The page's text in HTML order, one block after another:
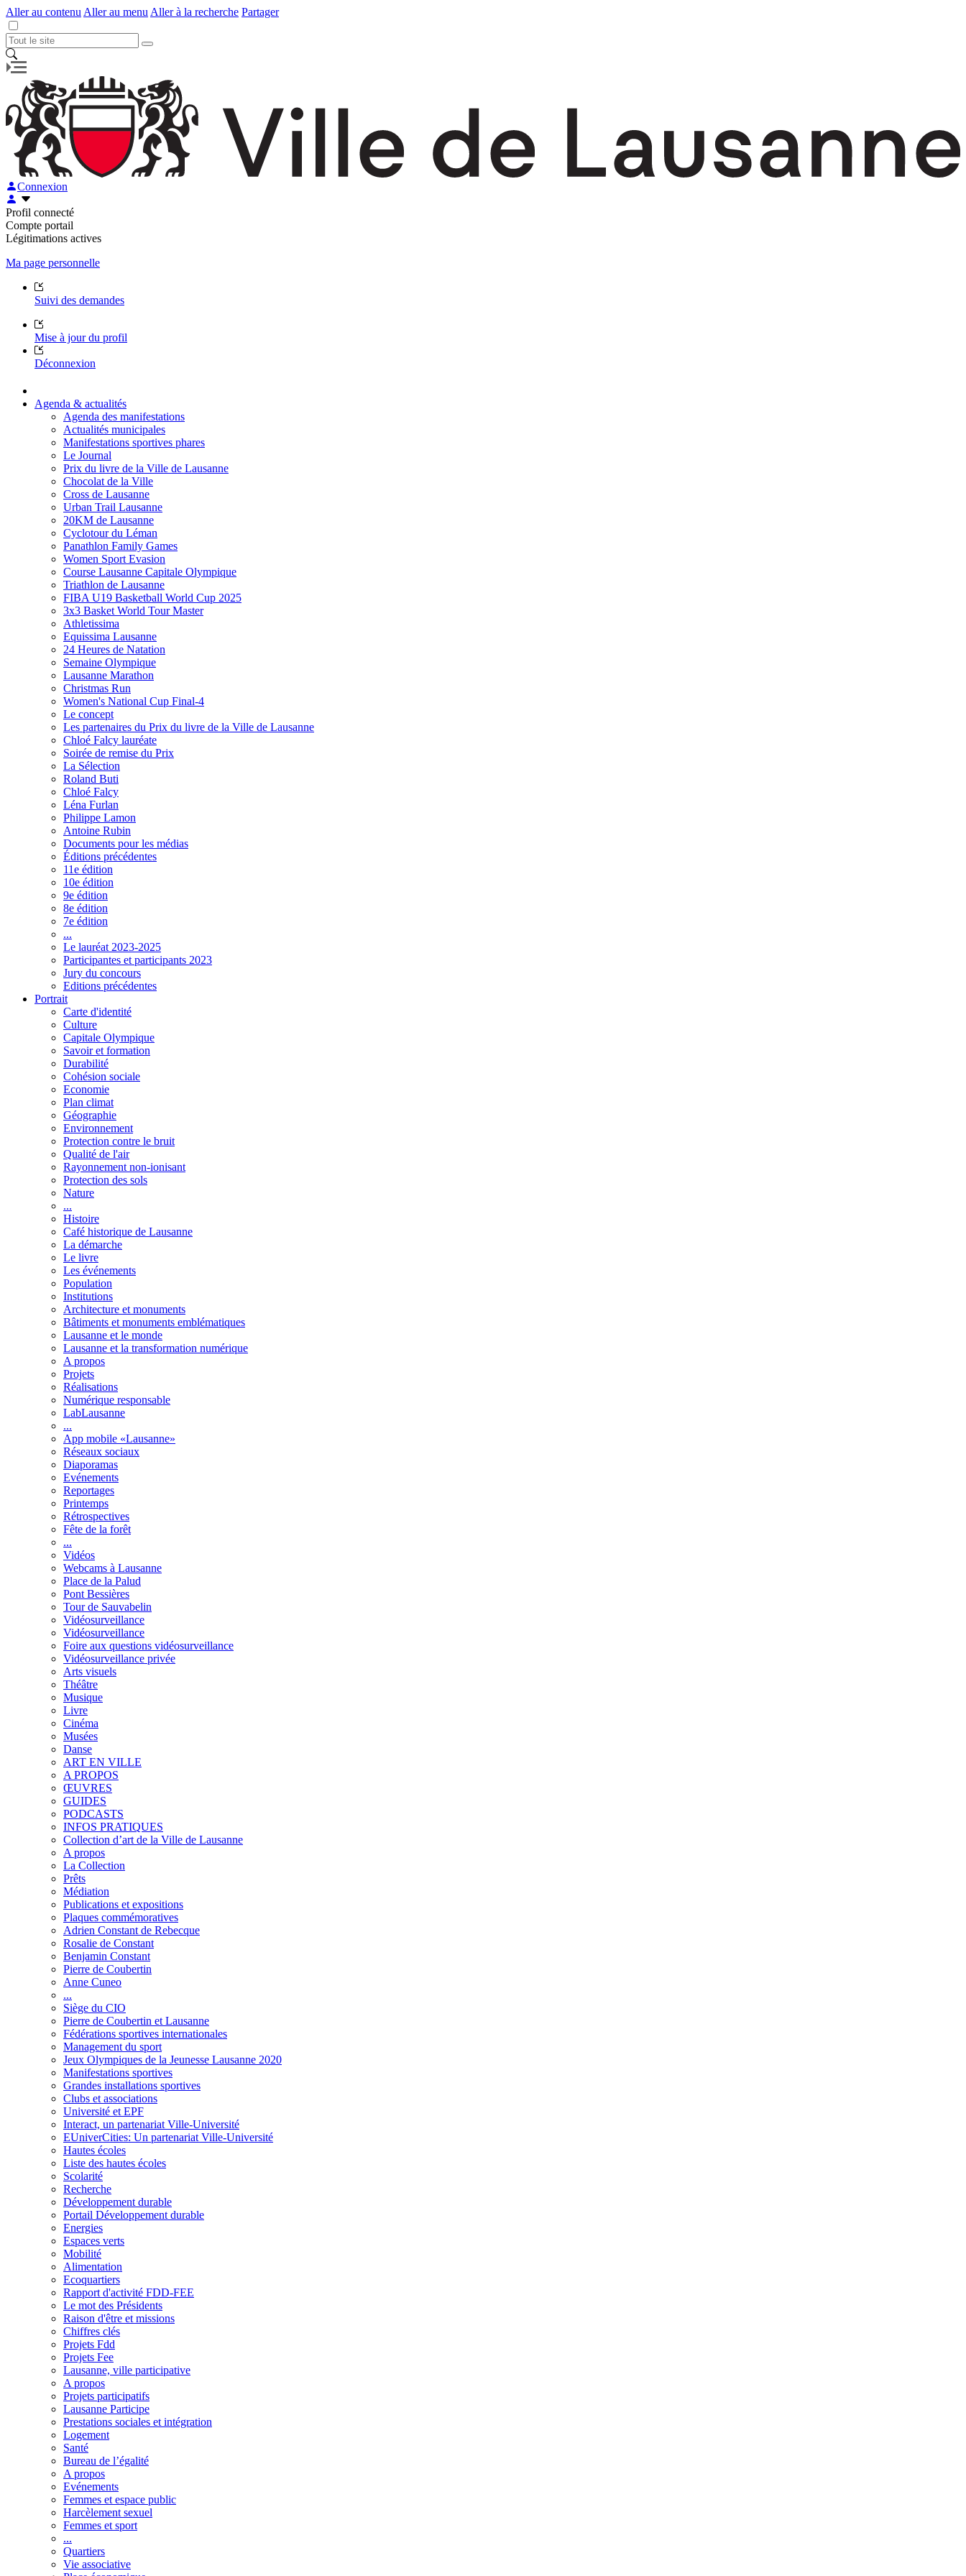
Aller au contenu Aller au menu Aller à la recherche Partager
Connexion
Profil connecté
Compte portail
Légitimations actives
Ma page personnelle
Suivi des demandes
Mise à jour du profil
Déconnexion
Agenda & actualités
Agenda des manifestations
Actualités municipales
Manifestations sportives phares
Le Journal
Prix du livre de la Ville de Lausanne
Chocolat de la Ville
Cross de Lausanne
Urban Trail Lausanne
20KM de Lausanne
Cyclotour du Léman
Panathlon Family Games
Women Sport Evasion
Course Lausanne Capitale Olympique
Triathlon de Lausanne
FIBA U19 Basketball World Cup 2025
3x3 Basket World Tour Master
Athletissima
Equissima Lausanne
24 Heures de Natation
Semaine Olympique
Lausanne Marathon
Christmas Run
Women's National Cup Final-4
Le concept
Les partenaires du Prix du livre de la Ville de Lausanne
Chloé Falcy lauréate
Soirée de remise du Prix
La Sélection
Roland Buti
Chloé Falcy
Léna Furlan
Philippe Lamon
Antoine Rubin
Documents pour les médias
Éditions précédentes
11e édition
10e édition
9e édition
8e édition
7e édition
...
Le lauréat 2023-2025
Participantes et participants 2023
Jury du concours
Editions précédentes
Portrait
Carte d'identité
Culture
Capitale Olympique
Savoir et formation
Durabilité
Cohésion sociale
Economie
Plan climat
Géographie
Environnement
Protection contre le bruit
Qualité de l'air
Rayonnement non-ionisant
Protection des sols
Nature
...
Histoire
Café historique de Lausanne
La démarche
Le livre
Les événements
Population
Institutions
Architecture et monuments
Bâtiments et monuments emblématiques
Lausanne et le monde
Lausanne et la transformation numérique
A propos
Projets
Réalisations
Numérique responsable
LabLausanne
...
App mobile «Lausanne»
Réseaux sociaux
Diaporamas
Evénements
Reportages
Printemps
Rétrospectives
Fête de la forêt
...
Vidéos
Webcams à Lausanne
Place de la Palud
Pont Bessières
Tour de Sauvabelin
Vidéosurveillance
Vidéosurveillance
Foire aux questions vidéosurveillance
Vidéosurveillance privée
Arts visuels
Théâtre
Musique
Livre
Cinéma
Musées
Danse
ART EN VILLE
A PROPOS
ŒUVRES
GUIDES
PODCASTS
INFOS PRATIQUES
Collection d’art de la Ville de Lausanne
A propos
La Collection
Prêts
Médiation
Publications et expositions
Plaques commémoratives
Adrien Constant de Rebecque
Rosalie de Constant
Benjamin Constant
Pierre de Coubertin
Anne Cuneo
...
Siège du CIO
Pierre de Coubertin et Lausanne
Fédérations sportives internationales
Management du sport
Jeux Olympiques de la Jeunesse Lausanne 2020
Manifestations sportives
Grandes installations sportives
Clubs et associations
Université et EPF
Interact, un partenariat Ville-Université
EUniverCities: Un partenariat Ville-Université
Hautes écoles
Liste des hautes écoles
Scolarité
Recherche
Développement durable
Portail Développement durable
Energies
Espaces verts
Mobilité
Alimentation
Ecoquartiers
Rapport d'activité FDD-FEE
Le mot des Présidents
Raison d'être et missions
Chiffres clés
Projets Fdd
Projets Fee
Lausanne, ville participative
A propos
Projets participatifs
Lausanne Participe
Prestations sociales et intégration
Logement
Santé
Bureau de l’égalité
A propos
Evénements
Femmes et espace public
Harcèlement sexuel
Femmes et sport
...
Quartiers
Vie associative